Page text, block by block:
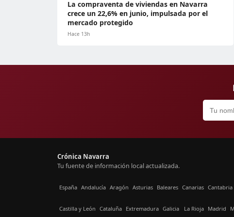
La compraventa de viviendas en Navarra
crece un 22,6% en junio, impulsada por el
mercado protegido
Hace 13h
Crónica Navarra
Tu fuente de información local actualizada.
España Andalucía Aragón Asturias Baleares Canarias Cantabria
Castilla y León Cataluña Extremadura Galicia La Rioja Madrid